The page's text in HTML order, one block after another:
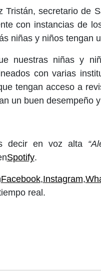
Tristán, secretario de
con instancias de
niñas y niños tengan
nuestras niñas y
con varias
tengan acceso a
un buen desempeño
decir en voz alta
Spotify.
Facebook,Instagram,
real.